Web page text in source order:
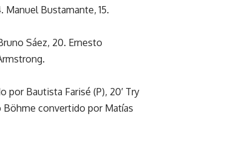
Manuel Bustamante, 15.
Sáez, 20. Ernesto
por Bautista Farisé (P), 20′ Try
Böhme convertido por Matías